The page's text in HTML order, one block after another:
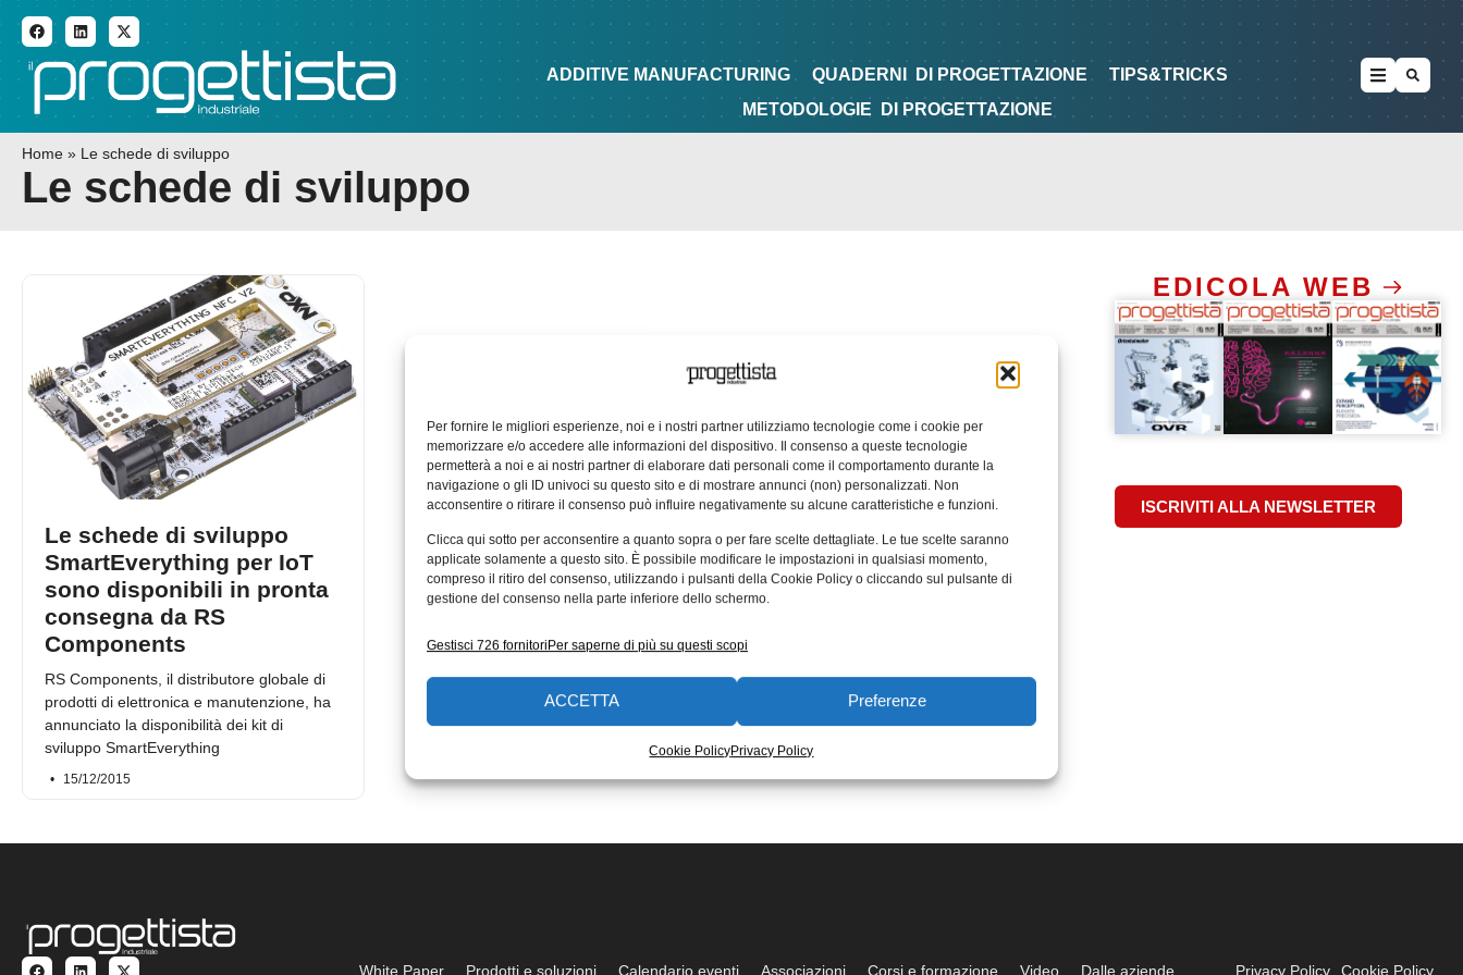
Per fornire le migliori esperienze, noi e i nostri partner utilizziamo tecnologie come i cookie per
memorizzare e/o accedere alle informazioni del dispositivo. Il consenso a queste tecnologie
permetterà a noi e ai nostri partner di elaborare dati personali come il comportamento durante la
navigazione o gli ID univoci su questo sito e di mostrare annunci (non) personalizzati. Non
acconsentire o ritirare il consenso può influire negativamente su alcune caratteristiche e funzioni.
Clicca qui sotto per acconsentire a quanto sopra o per fare scelte dettagliate. Le tue scelte saranno
applicate solamente a questo sito. È possibile modificare le impostazioni in qualsiasi momento,
compreso il ritiro del consenso, utilizzando i pulsanti della Cookie Policy o cliccando sul pulsante di
gestione del consenso nella parte inferiore dello schermo.
Gestisci 726 fornitoriPer saperne di più su questi scopi
ACCETTA Preferenze
Cookie PolicyPrivacy Policy
ADDITIVE MANUFACTURING QUADERNI DI PROGETTAZIONE TIPS&TRICKS METODOLOGIE DI PROGETTAZIONE
ADDITIVE MANUFACTURING QUADERNI DI PROGETTAZIONE
TIPS&TRICKS
METODOLOGIE
DI PROGETTAZIONE
Home » Le schede di sviluppo
Le schede di sviluppo
Le schede di sviluppo
SmartEverything per IoT
sono disponibili in pronta
consegna da RS
Components
RS Components, il distributore globale di
prodotti di elettronica e manutenzione, ha
annunciato la disponibilità dei kit di
sviluppo SmartEverything
15/12/2015
EDICOLA WEB
ISCRIVITI ALLA NEWSLETTER
White Paper Prodotti e soluzioni Calendario eventi Associazioni Corsi e formazione Video Dalle aziende Privacy Policy Cookie Policy